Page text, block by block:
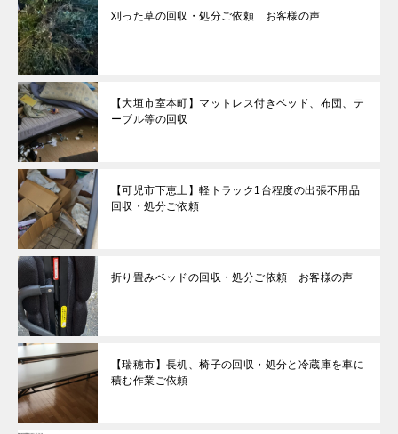
刈った草の回収・処分ご依頼 お客様の声
【大垣市室本町】マットレス付きベッド、布団、テ
ーブル等の回収
【可児市下恵土】軽トラック1台程度の出張不用品
回収・処分ご依頼
折り畳みベッドの回収・処分ご依頼 お客様の声
【瑞穂市】長机、椅子の回収・処分と冷蔵庫を車に
積む作業ご依頼